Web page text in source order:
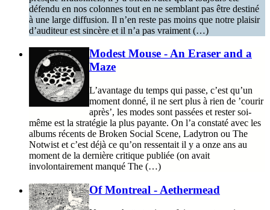
défendu en nos colonnes tout en ne semblant pas être destiné
à une large diffusion. Il n’en reste pas moins que notre plaisir
d’auditeur est sincère et il n’a pas vraiment (…)
Modest Mouse - An Eraser and a
Maze
L’avantage du temps qui passe, c’est qu’un
moment donné, il ne sert plus à rien de ’courir
après’, les modes sont passées et rester soi-
même est la stratégie la plus payante. On l’a constaté avec les
albums récents de Broken Social Scene, Ladytron ou The
Notwist et c’est déjà ce qu’on ressentait il y a onze ans au
moment de la dernière critique publiée (on avait
involontairement manqué The (…)
Of Montreal - Aethermead